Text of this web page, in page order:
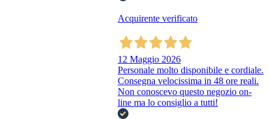
Acquirente verificato
12 Maggio 2026
Personale molto disponibile e cordiale.
Consegna velocissima in 48 ore reali.
Non conoscevo questo negozio on-
line ma lo consiglio a tutti!